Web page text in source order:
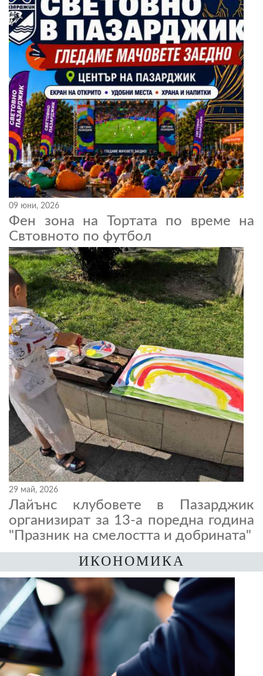
09 юни, 2026
Фен зона на Тортата по време на
Свтовното по футбол
29 май, 2026
Лайънс клубовете в Пазарджик
организират за 13-а поредна година
"Празник на смелостта и добрината"
ИКОНОМИКА